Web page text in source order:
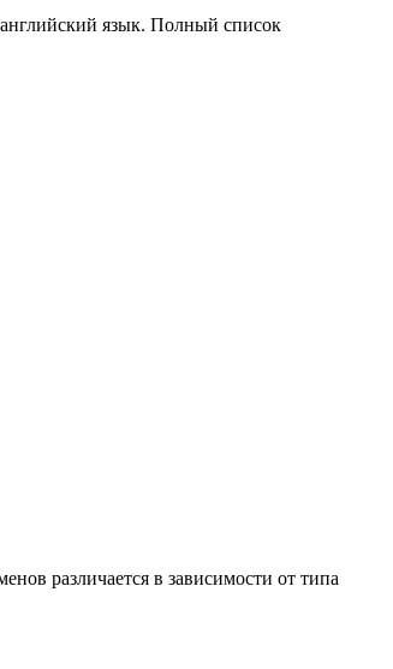
язык. Полный список
различается в зависимости от типа